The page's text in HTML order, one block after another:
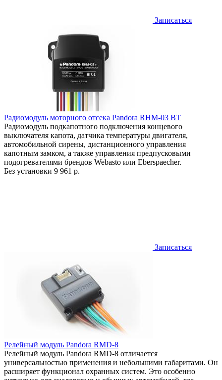
Записаться
Радиомодуль моторного отсека Pandora RHM-03 BT
Радиомодуль подкапотного подключения концевого
выключателя капота, датчика температуры двигателя,
автомобильной сирены, дистанционного управления
капотным замком, а также управления предпусковыми
подогревателями брендов Webasto или Eberspaecher.
Без установки 9 961 р.
Записаться
Релейный модуль Pandora RMD-8
Релейный модуль Pandora RMD-8 отличается
универсальностью применения и небольшими габаритами. Он
расширяет функционал охранных систем. Это особенно